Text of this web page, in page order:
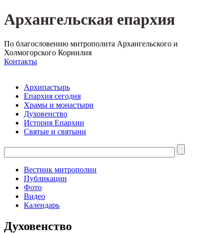
Архангельская епархия
По благословению митрополита Архангельского и
Холмогорского Корнилия
Контакты
Архипастырь
Епархия сегодня
Храмы и монастыри
Духовенство
История Епархии
Святые и святыни
Вестник митрополии
Публикации
Фото
Видео
Календарь
Духовенство